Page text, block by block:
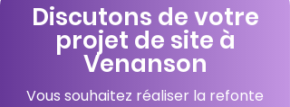
Discutons de votre
projet de site à
Venanson
Vous souhaitez réaliser la refonte